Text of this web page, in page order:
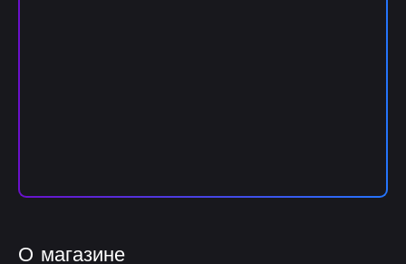
О магазине